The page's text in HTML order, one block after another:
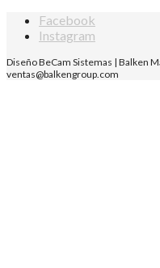
Facebook
Instagram
Diseño BeCam Sistemas | Balken
ventas@balkengroup.com